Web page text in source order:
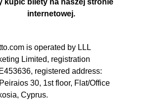
kupić bilety na naszej stronie
internetowej.
is operated by LLL
Limited, registration
registered address:
30, 1st floor, Flat/Office
Cyprus.